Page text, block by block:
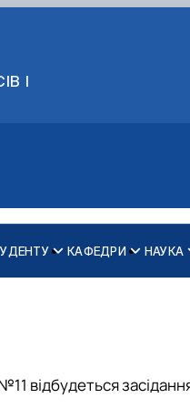
І
дисципліни для
КАФЕДРИ
ім. акад. П.М. Василенка
НАУКА
рік
відбудеться